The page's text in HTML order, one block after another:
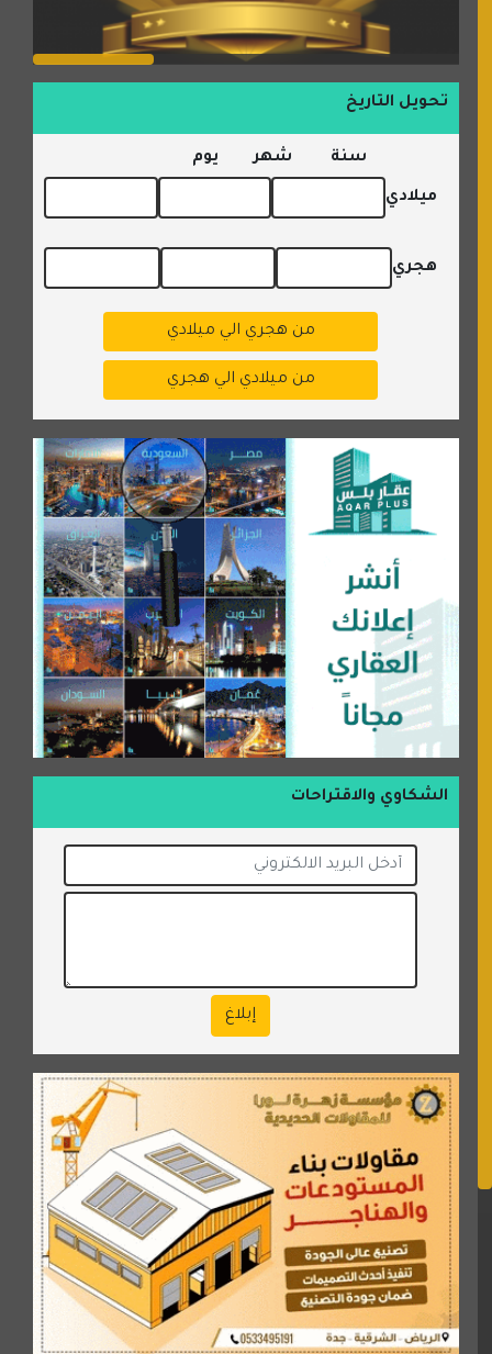
تحويل التاريخ
سنة شهر يوم
ميلادي
هجري
من هجري الي ميلادي
من ميلادي الي هجري
الشكاوي والاقتراحات
إبلاغ